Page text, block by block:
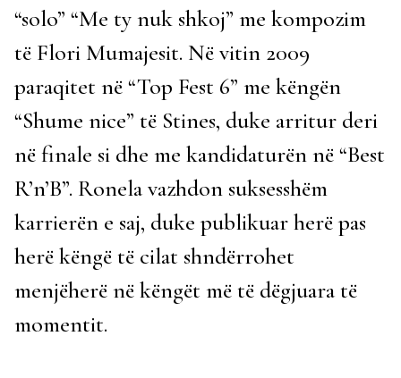
“solo” “Me ty nuk shkoj” me kompozim
të Flori Mumajesit. Në vitin 2009
paraqitet në “Top Fest 6” me këngën
“Shume nice” të Stines, duke arritur deri
në finale si dhe me kandidaturën në “Best
R’n’B”. Ronela vazhdon suksesshëm
karrierën e saj, duke publikuar herë pas
herë këngë të cilat shndërrohet
menjëherë në këngët më të dëgjuara të
momentit.